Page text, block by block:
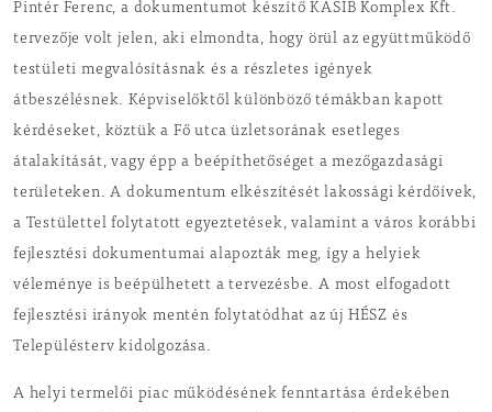
Pintér Ferenc, a dokumentumot készítő KASIB Komplex Kft.
tervezője volt jelen, aki elmondta, hogy örül az együttműködő
testületi megvalósításnak és a részletes igények
átbeszélésnek. Képviselőktől különböző témákban kapott
kérdéseket, köztük a Fő utca üzletsorának esetleges
átalakítását, vagy épp a beépíthetőséget a mezőgazdasági
területeken. A dokumentum elkészítését lakossági kérdőívek,
a Testülettel folytatott egyeztetések, valamint a város korábbi
fejlesztési dokumentumai alapozták meg, így a helyiek
véleménye is beépülhetett a tervezésbe. A most elfogadott
fejlesztési irányok mentén folytatódhat az új HÉSZ és
Településterv kidolgozása.
A helyi termelői piac működésének fenntartása érdekében